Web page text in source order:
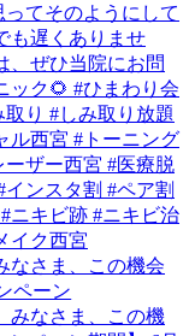
なさま、この機会
ペーン